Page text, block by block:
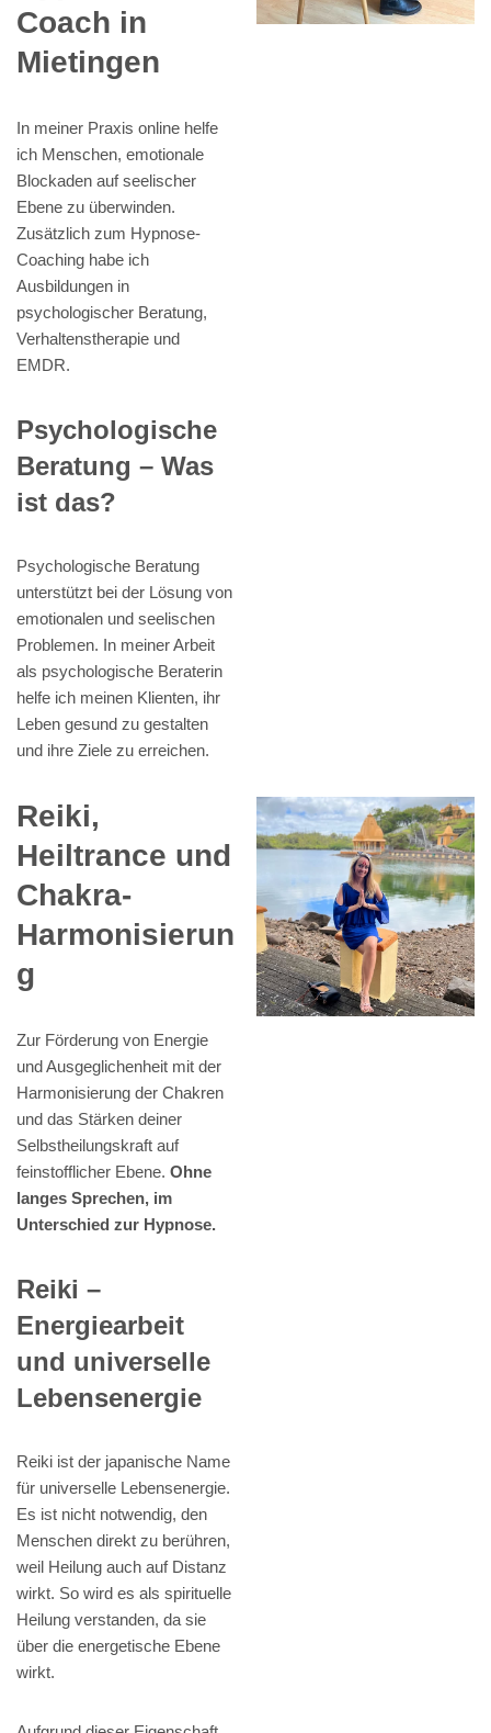
Coach in
Mietingen
In meiner Praxis online helfe
ich Menschen, emotionale
Blockaden auf seelischer
Ebene zu überwinden.
Zusätzlich zum Hypnose-
Coaching habe ich
Ausbildungen in
psychologischer Beratung,
Verhaltenstherapie und
EMDR.
Psychologische
Beratung – Was
ist das?
Psychologische Beratung
unterstützt bei der Lösung von
emotionalen und seelischen
Problemen. In meiner Arbeit
als psychologische Beraterin
helfe ich meinen Klienten, ihr
Leben gesund zu gestalten
und ihre Ziele zu erreichen.
Reiki,
Heiltrance und
Chakra-
Harmonisierun
g
Zur Förderung von Energie
und Ausgeglichenheit mit der
Harmonisierung der Chakren
und das Stärken deiner
Selbstheilungskraft auf
feinstofflicher Ebene. Ohne
langes Sprechen, im
Unterschied zur Hypnose.
Reiki –
Energiearbeit
und universelle
Lebensenergie
Reiki ist der japanische Name
für universelle Lebensenergie.
Es ist nicht notwendig, den
Menschen direkt zu berühren,
weil Heilung auch auf Distanz
wirkt. So wird es als spirituelle
Heilung verstanden, da sie
über die energetische Ebene
wirkt.